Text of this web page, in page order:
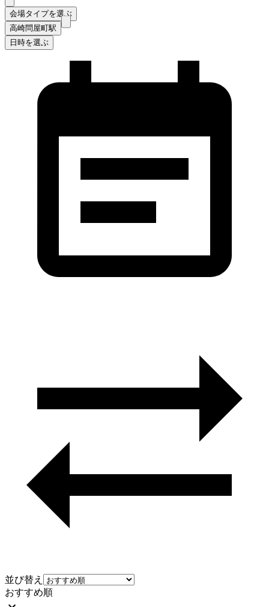
会場タイプを選ぶ
高崎問屋町駅
日時を選ぶ
並び替え
おすすめ順